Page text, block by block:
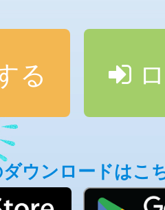
る
ウンロードはこ